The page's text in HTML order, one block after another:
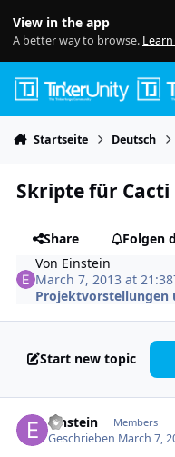
View in the app
A better way to browse.
Startseite Deutsch
Skripte für Cacti
Share
Folgen
Von Einstein
March 7, 2013 at 21:38
Projektvorstellungen
Start new topic
Einstein Members
Geschrieben March 7,